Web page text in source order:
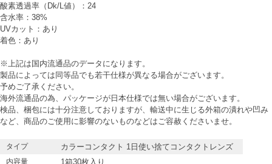
酸素透過率（Dk/L値）：24
含水率：38%
UVカット：あり
着色：あり
※上記は国内流通品のデータになります。
製品によっては同等品でも若干仕様が異なる場合がございます。
予めご了承ください。
海外流通品の為、パッケージが日本仕様では無い場合がございます。
検品、梱包には十分注意しておりますが、輸送中に生じる外箱の潰れや凹み
など、商品のご使用に影響のないものなどはご容赦くださいませ。
タイプ カラーコンタクト 1日使い捨てコンタクトレンズ
内容量 1箱30枚入り